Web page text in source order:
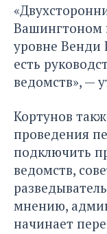
Вашингтоном
уровне Венди
есть
ведомств», —
Кортунов
проведения
подключить
ведомств,
мнению,
начинает